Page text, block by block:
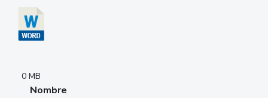
0 MB
Nombre